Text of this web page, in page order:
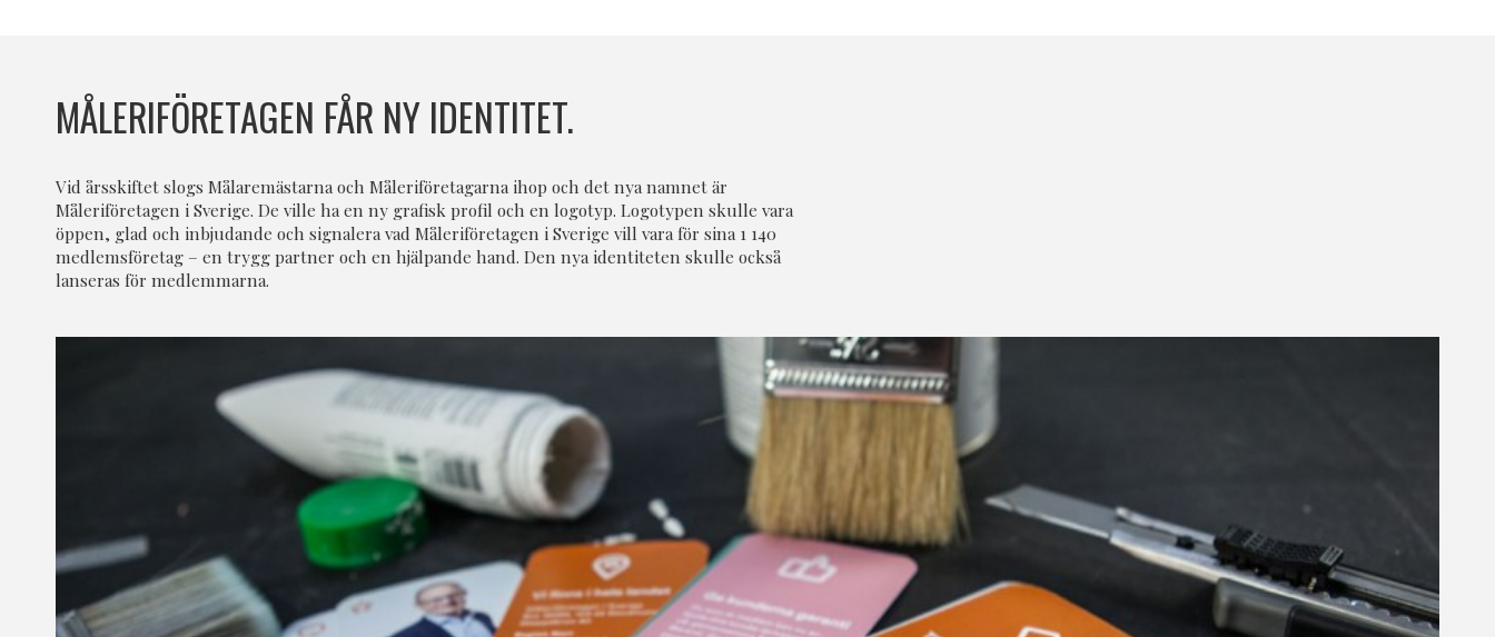
MÅLERIFÖRETAGEN FÅR NY IDENTITET.
Vid årsskiftet slogs Målaremästarna och Måleriföretagarna ihop och det nya namnet är
Måleriföretagen i Sverige. De ville ha en ny grafisk profil och en logotyp. Logotypen skulle vara
öppen, glad och inbjudande och signalera vad Måleriföretagen i Sverige vill vara för sina 1 140
medlemsföretag – en trygg partner och en hjälpande hand. Den nya identiteten skulle också
lanseras för medlemmarna.